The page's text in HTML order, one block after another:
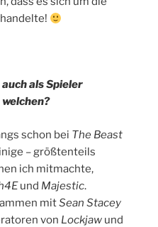
als Spieler
schon bei The Beast
– größtenteils
ich mitmachte,
und Majestic.
mitSean Stacey
von Lockjaw und